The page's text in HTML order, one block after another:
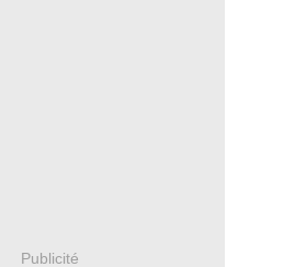
Publicité